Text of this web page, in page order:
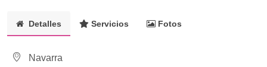
Detalles Servicios Fotos
Navarra